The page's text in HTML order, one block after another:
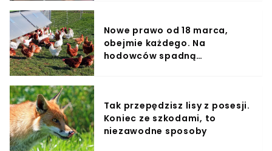
Nowe prawo od 18 marca,
obejmie każdego. Na
hodowców spadną
Tak przepędzisz lisy z posesji.
Koniec ze szkodami, to
niezawodne sposoby